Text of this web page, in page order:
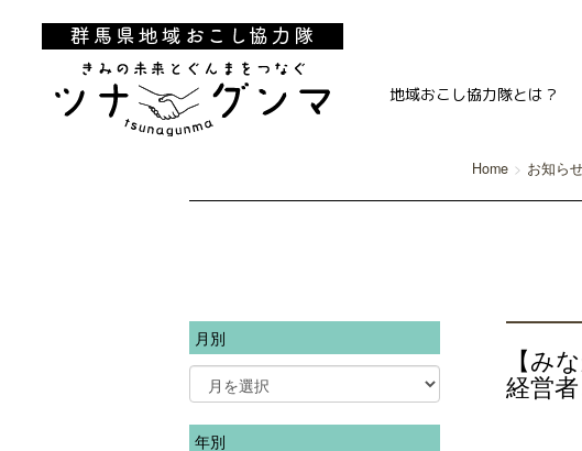
地域おこし協力隊とは？
Home お知ら
【み
経営
月別
年別